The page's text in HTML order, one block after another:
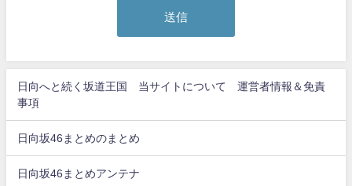
日向へと続く坂道王国 当サイトについて 運営者情報＆免責
事項
日向坂46まとめのまとめ
日向坂46まとめアンテナ